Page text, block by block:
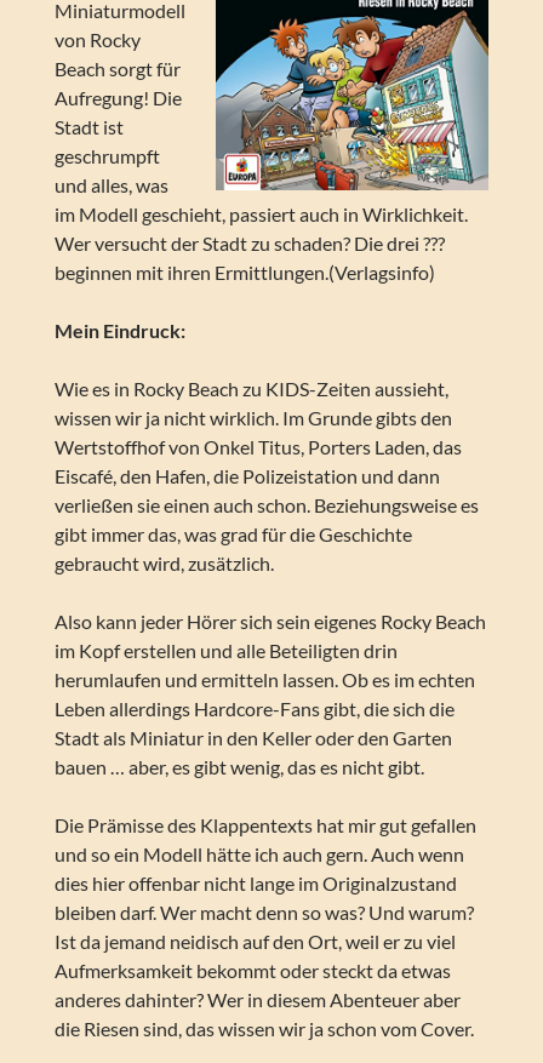
Miniaturmodell
von Rocky
Beach sorgt für
Aufregung! Die
Stadt ist
geschrumpft
und alles, was
im Modell geschieht, passiert auch in Wirklichkeit.
Wer versucht der Stadt zu schaden? Die drei ???
beginnen mit ihren Ermittlungen.(Verlagsinfo)
Mein Eindruck:
Wie es in Rocky Beach zu KIDS-Zeiten aussieht,
wissen wir ja nicht wirklich. Im Grunde gibts den
Wertstoffhof von Onkel Titus, Porters Laden, das
Eiscafé, den Hafen, die Polizeistation und dann
verließen sie einen auch schon. Beziehungsweise es
gibt immer das, was grad für die Geschichte
gebraucht wird, zusätzlich.
Also kann jeder Hörer sich sein eigenes Rocky Beach
im Kopf erstellen und alle Beteiligten drin
herumlaufen und ermitteln lassen. Ob es im echten
Leben allerdings Hardcore-Fans gibt, die sich die
Stadt als Miniatur in den Keller oder den Garten
bauen … aber, es gibt wenig, das es nicht gibt.
Die Prämisse des Klappentexts hat mir gut gefallen
und so ein Modell hätte ich auch gern. Auch wenn
dies hier offenbar nicht lange im Originalzustand
bleiben darf. Wer macht denn so was? Und warum?
Ist da jemand neidisch auf den Ort, weil er zu viel
Aufmerksamkeit bekommt oder steckt da etwas
anderes dahinter? Wer in diesem Abenteuer aber
die Riesen sind, das wissen wir ja schon vom Cover.